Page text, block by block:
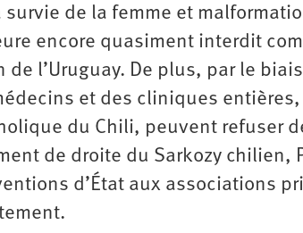
de la femme et
encore quasiment interdit
de l’Uruguay. De plus, par le
et des cliniques
du Chili, peuvent refuser
de droite du Sarkozy chilien,
d’État aux associations